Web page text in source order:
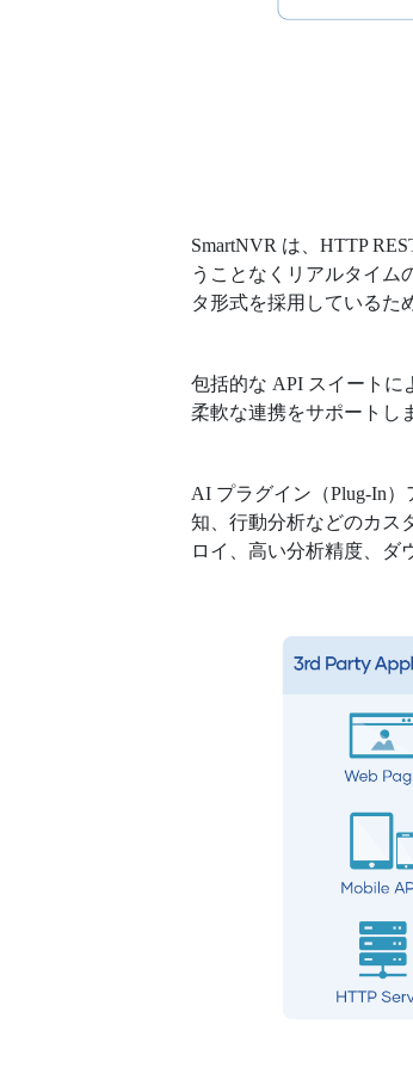
SmartNVR は、HTTP
うことなくリアルタイム
タ形式を採用しているた
包括的な API スイートに
柔軟な連携をサポートし
AI プラグイン（Plug-In
知、行動分析などのカス
ロイ、高い分析精度、ダ